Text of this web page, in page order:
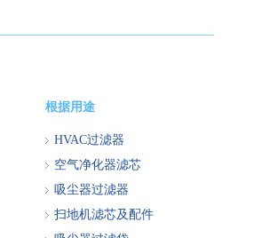
根据用途
HVAC过滤器
空气净化器滤芯
吸尘器过滤器
扫地机滤芯及配件